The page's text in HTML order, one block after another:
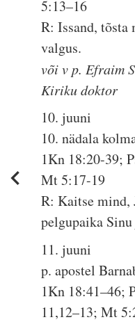
5:13–16
R: Issand, tõsta
valgus.
või v p. Efraim
Kiriku doktor
10. juuni
10. nädala
1Kn 18:20-39;
Mt 5:17-19
R: Kaitse mind,
pelgupaika
11. juuni
p. apostel
1Kn 18:41–46;
11,12–13; Mt